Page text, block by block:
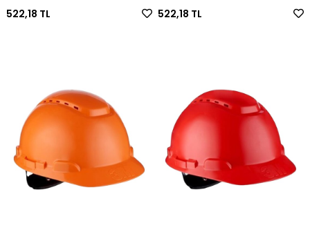
522,18 TL 522,18 TL